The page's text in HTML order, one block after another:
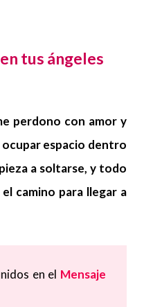
tus ángeles
perdono con amor y
espacio dentro
a soltarse, y todo
camino para llegar a
en el Mensaje